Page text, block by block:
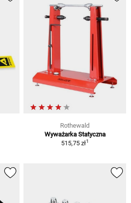
Rothewald
Wyważarka Statyczna
515,75 zł1